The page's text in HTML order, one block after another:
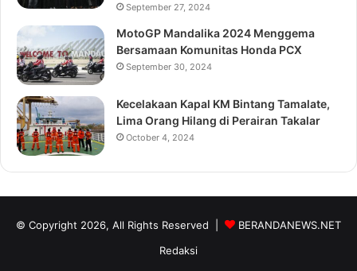
September 27, 2024
MotoGP Mandalika 2024 Menggema
Bersamaan Komunitas Honda PCX
September 30, 2024
Kecelakaan Kapal KM Bintang Tamalate,
Lima Orang Hilang di Perairan Takalar
October 4, 2024
© Copyright 2026, All Rights Reserved |
BERANDANEWS.NET
Redaksi